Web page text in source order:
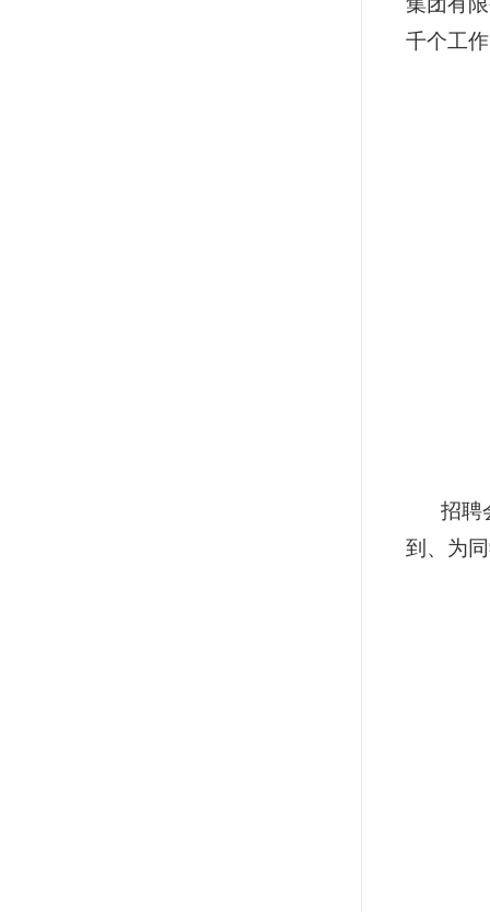
千个工
招聘
到、为